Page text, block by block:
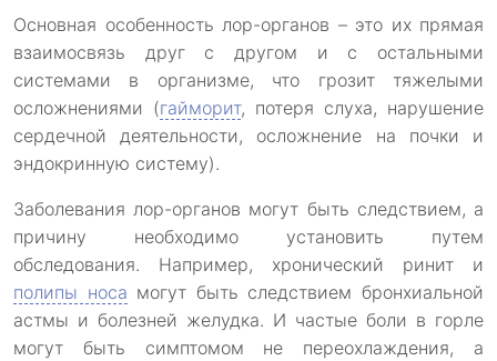
Основная особенность лор-органов – это их прямая
взаимосвязь друг с другом и с остальными
системами в организме, что грозит тяжелыми
осложнениями (гайморит, потеря слуха, нарушение
сердечной деятельности, осложнение на почки и
эндокринную систему).
Заболевания лор-органов могут быть следствием, а
причину необходимо установить путем
обследования. Например, хронический ринит и
полипы носа могут быть следствием бронхиальной
астмы и болезней желудка. И частые боли в горле
могут быть симптомом не переохлаждения, а